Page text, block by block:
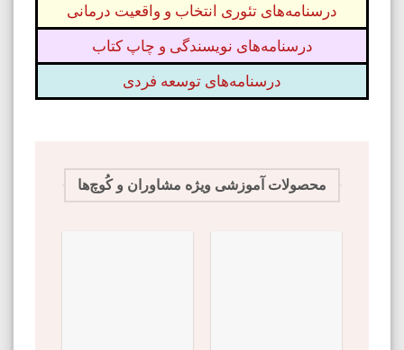
درسنامه‌های تئوری انتخاب و واقعیت درمانی
درسنامه‌های نویسندگی و چاپ کتاب
درسنامه‌های توسعه فردی
محصولات آموزشی ویژه مشاوران و کُوچ‌ها